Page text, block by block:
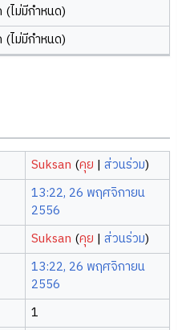
ไม่มีกำหนด)
ไม่มีกำหนด)
Suksan (คุย |ส่วนร่วม)
13:22, 26 พฤศจิกายน
2556
Suksan (คุย |ส่วนร่วม)
13:22, 26 พฤศจิกายน
2556
1